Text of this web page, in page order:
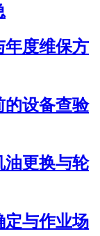
年度维保方
的设备查验
油更换与轮
定与作业场